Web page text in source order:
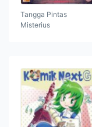
Tangga Pintas
Misterius